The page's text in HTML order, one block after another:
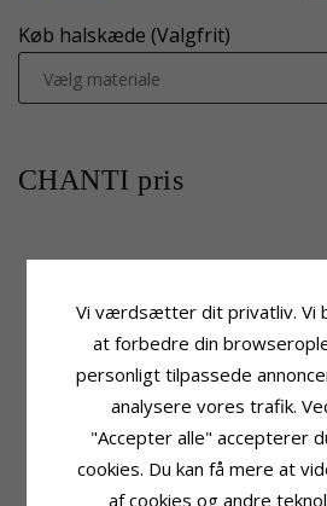
Køb halskæde (Valgfrit)
Vælg materiale
CHANTI pris
Form:Hjerte
Vedhæng: Vedhæng
Oxideret Sterlingsølv
Overflade: Blank
Højde:
Bredde:
KUNDER DER HAR
Vi værdsætter dit privatliv. Vi
at forbedre din
personligt tilpassede
analysere vores trafik.
"Accepter alle" accepterer
cookies. Du kan få mere at
af cookies og andre